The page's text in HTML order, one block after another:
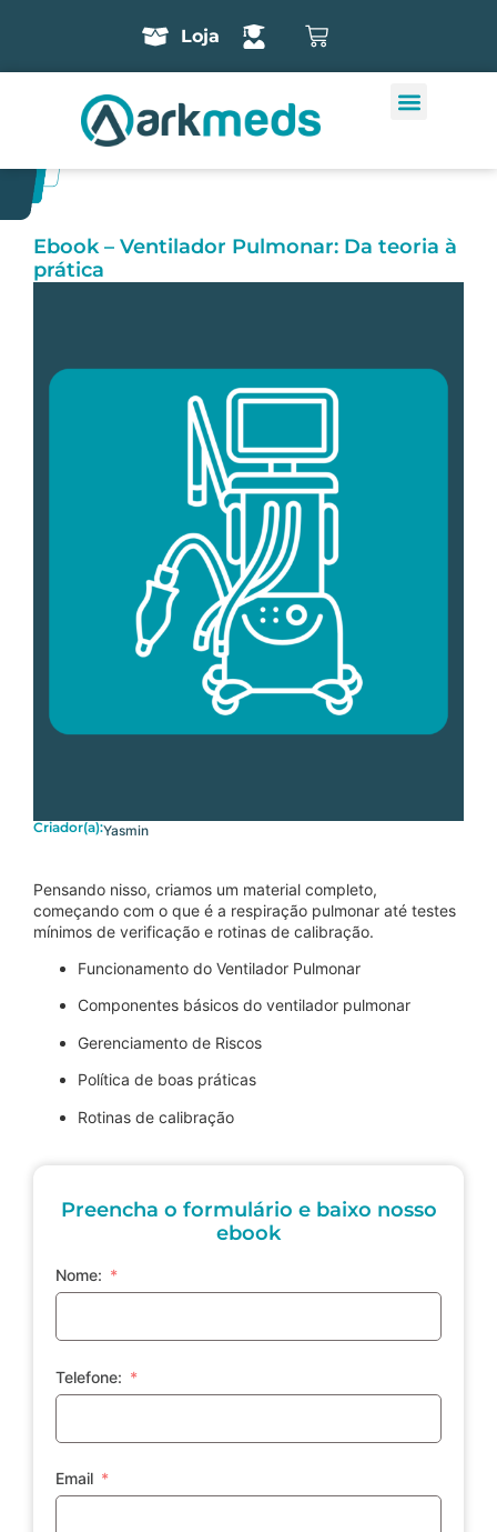
Loja
Ebook – Ventilador Pulmonar: Da teoria à
prática
Criador(a):Yasmin
Pensando nisso, criamos um material completo,
começando com o que é a respiração pulmonar até testes
mínimos de verificação e rotinas de calibração.
Funcionamento do Ventilador Pulmonar
Componentes básicos do ventilador pulmonar
Gerenciamento de Riscos
Política de boas práticas
Rotinas de calibração
Preencha o formulário e baixo nosso
ebook
Nome:
Telefone:
Email